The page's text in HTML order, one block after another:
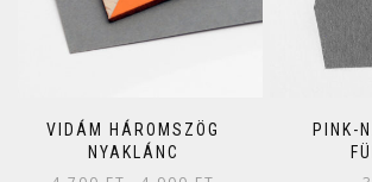
VIDÁM HÁROMSZÖG
NYAKLÁNC
PINK-